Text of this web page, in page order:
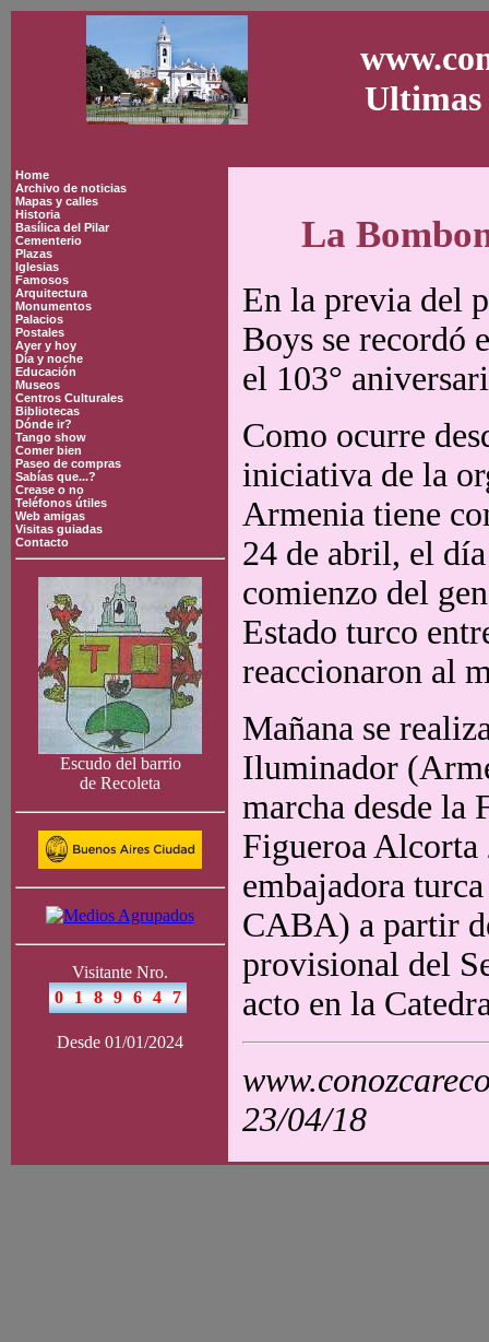
Ultimas
Home
Archivo de noticias
Mapas y calles
Historia
Basílica del Pilar
Cementerio
Plazas
Iglesias
Famosos
Arquitectura
Monumentos
Palacios
Postales
Ayer y hoy
Día y noche
Educación
Museos
Centros Culturales
Bibliotecas
Dónde ir?
Tango show
Comer bien
Paseo de compras
Sabías que...?
Crease o no
Teléfonos útiles
Web amigas
Visitas guiadas
Contacto
Escudo del barrio
de Recoleta
Visitante Nro.
Desde 01/01/2024
La
En la previa del
Boys se recordó
el 103°
Como ocurre
iniciativa de la
Armenia tiene
24 de abril, el
comienzo del
Estado turco
reaccionaron al
Mañana se
Iluminador
marcha desde la
Figueroa Alcorta
embajadora
CABA) a partir
provisional del
acto en la
23/04/18